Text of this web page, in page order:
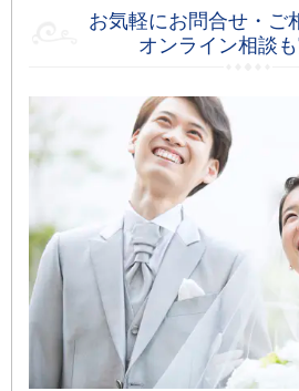
お気軽にお問合せ・ご
オンライン相談